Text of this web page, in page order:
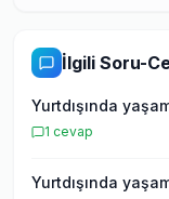
İlgili Soru-
Yurtdışında
1 cevap
Yurtdışında